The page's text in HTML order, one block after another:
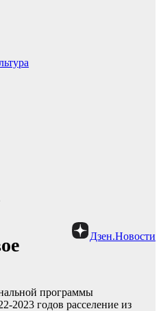
Дзен.Новости
программы
2023 годов расселение из